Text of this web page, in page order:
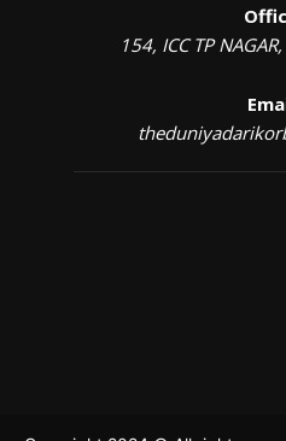
154, ICC TP